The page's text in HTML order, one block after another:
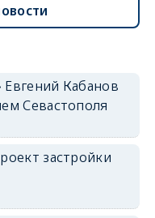
Кабанов
Севастополя
застройки